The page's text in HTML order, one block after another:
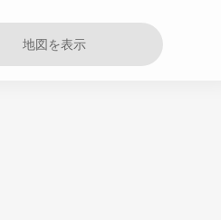
地図を表示